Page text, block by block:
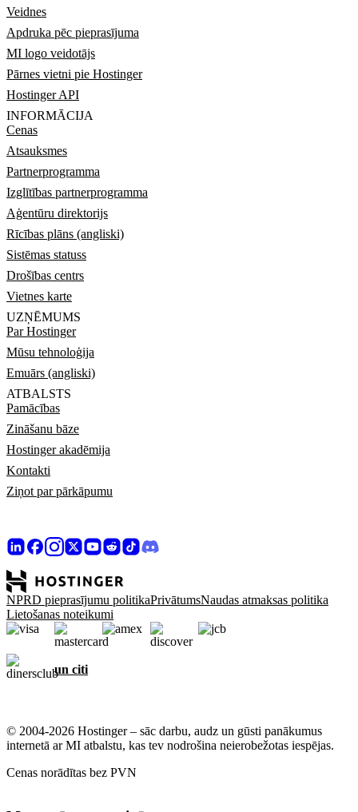
Veidnes
Apdruka pēc pieprasījuma
MI logo veidotājs
Pārnes vietni pie Hostinger
Hostinger API
INFORMĀCIJA
Cenas
Atsauksmes
Partnerprogramma
Izglītības partnerprogramma
Aģentūru direktorijs
Rīcības plāns (angliski)
Sistēmas statuss
Drošības centrs
Vietnes karte
UZŅĒMUMS
Par Hostinger
Mūsu tehnoloģija
Emuārs (angliski)
ATBALSTS
Pamācības
Zināšanu bāze
Hostinger akadēmija
Kontakti
Ziņot par pārkāpumu
NPRD pieprasījumu politikaPrivātumsNaudas atmaksas politika
Lietošanas noteikumi
un citi
© 2004-2026 Hostinger – sāc darbu, audz un gūsti panākumus
internetā ar MI atbalstu, kas tev nodrošina neierobežotas iespējas.
Cenas norādītas bez PVN